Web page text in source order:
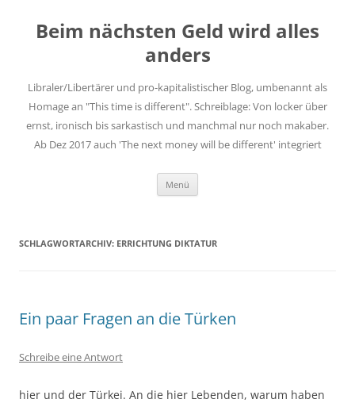
springen
Beim nächsten Geld wird alles
anders
Libraler/Libertärer und pro-kapitalistischer Blog, umbenannt als
Homage an "This time is different". Schreiblage: Von locker über
ernst, ironisch bis sarkastisch und manchmal nur noch makaber.
Ab Dez 2017 auch 'The next money will be different' integriert
Menü
SCHLAGWORTARCHIV: ERRICHTUNG DIKTATUR
Ein paar Fragen an die Türken
Schreibe eine Antwort
hier und der Türkei. An die hier Lebenden, warum haben